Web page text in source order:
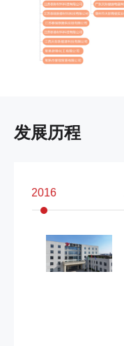
发展历程
2016